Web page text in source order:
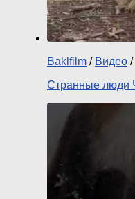
Baklfilm / Видео /
Странные люди